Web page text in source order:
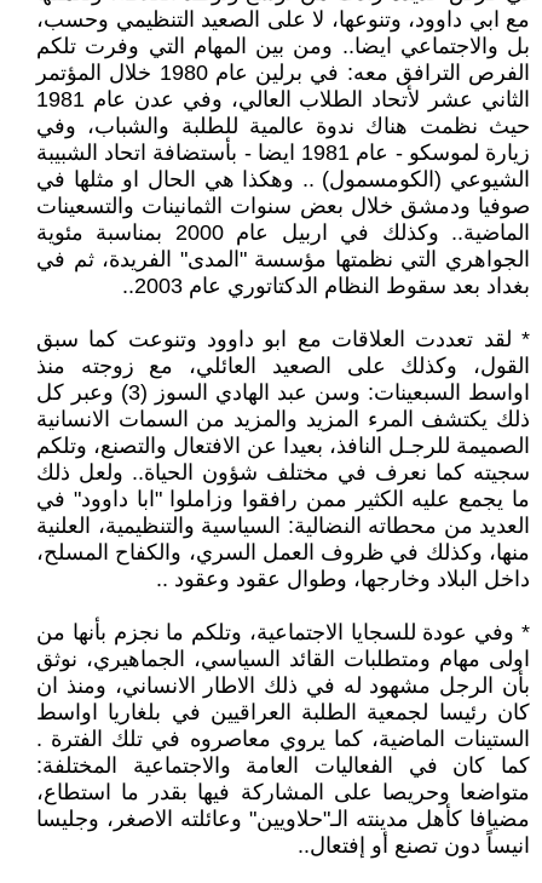
مع ابي داوود، وتنوعها، لا على الصعيد التنظيمي وحسب،
بل والاجتماعي ايضا.. ومن بين المهام التي وفرت تلكم
الفرص الترافق معه: في برلين عام 1980 خلال المؤتمر
الثاني عشر لأتحاد الطلاب العالي، وفي عدن عام 1981
حيث نظمت هناك ندوة عالمية للطلبة والشباب، وفي
زيارة لموسكو - عام 1981 ايضا - بأستضافة اتحاد الشبيبة
الشيوعي (الكومسمول) .. وهكذا هي الحال او مثلها في
صوفيا ودمشق خلال بعض سنوات الثمانينات والتسعينات
الماضية.. وكذلك في اربيل عام 2000 بمناسبة مئوية
الجواهري التي نظمتها مؤسسة "المدى" الفريدة، ثم في
بغداد بعد سقوط النظام الدكتاتوري عام 2003..
* لقد تعددت العلاقات مع ابو داوود وتنوعت كما سبق
القول، وكذلك على الصعيد العائلي، مع زوجته منذ
اواسط السبعينات: وسن عبد الهادي السوز (3) وعبر كل
ذلك يكتشف المرء المزيد والمزيد من السمات الانسانية
الصميمة للرجـل النافذ، بعيدا عن الافتعال والتصنع، وتلكم
سجيته كما نعرف في مختلف شؤون الحياة.. ولعل ذلك
ما يجمع عليه الكثير ممن رافقوا وزاملوا "ابا داوود" في
العديد من محطاته النضالية: السياسية والتنظيمية، العلنية
منها، وكذلك في ظروف العمل السري، والكفاح المسلح،
داخل البلاد وخارجها، وطوال عقود وعقود ..
* وفي عودة للسجايا الاجتماعية، وتلكم ما نجزم بأنها من
اولى مهام ومتطلبات القائد السياسي، الجماهيري، نوثق
بأن الرجل مشهود له في ذلك الاطار الانساني، ومنذ ان
كان رئيسا لجمعية الطلبة العراقيين في بلغاريا اواسط
الستينات الماضية، كما يروي معاصروه في تلك الفترة .
كما كان في الفعاليات العامة والاجتماعية المختلفة:
متواضعا وحريصا على المشاركة فيها بقدر ما استطاع،
مضيافا كأهل مدينته الـ"حلاويين" وعائلته الاصغر، وجليسا
انيساً دون تصنع أو إفتعال..